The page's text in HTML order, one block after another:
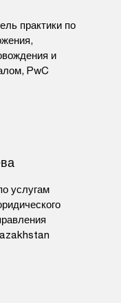
практики по
и
PwC
услугам